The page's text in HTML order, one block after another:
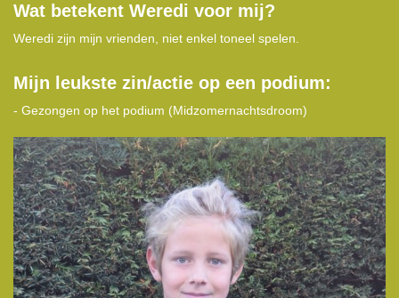
Wat betekent Weredi voor mij?
Weredi zijn mijn vrienden, niet enkel toneel spelen.
Mijn leukste zin/actie op een podium:
- Gezongen op het podium (Midzomernachtsdroom)